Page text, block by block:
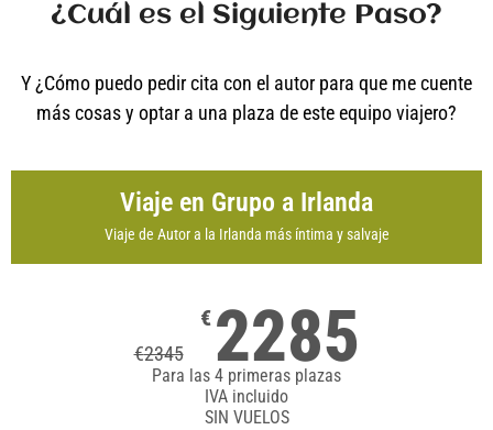
¿Cuál es el Siguiente Paso?
Y ¿Cómo puedo pedir cita con el autor para que me cuente
más cosas y optar a una plaza de este equipo viajero?
Viaje en Grupo a Irlanda
Viaje de Autor a la Irlanda más íntima y salvaje
€2345
€ 2285
Para las 4 primeras plazas
IVA incluido
SIN VUELOS